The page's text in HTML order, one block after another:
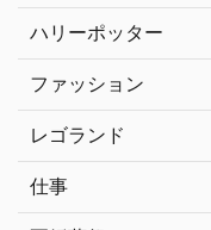
ハリーポッター
ファッション
レゴランド
仕事